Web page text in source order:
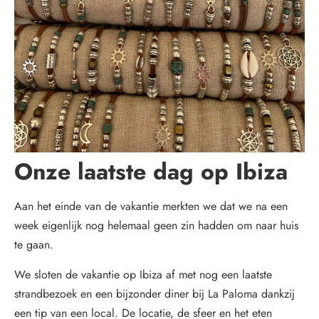
Onze laatste dag op Ibiza
Aan het einde van de vakantie merkten we dat we na een
week eigenlijk nog helemaal geen zin hadden om naar huis
te gaan.
We sloten de vakantie op Ibiza af met nog een laatste
strandbezoek en een bijzonder diner bij La Paloma dankzij
een tip van een local. De locatie, de sfeer en het eten